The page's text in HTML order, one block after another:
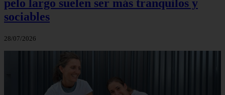
pelo largo suelen ser más tranquilos y
sociables
28/07/2026